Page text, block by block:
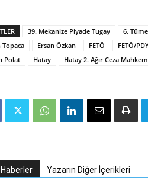
39. Mekanize Piyade Tugay 6.
Topaca
Ersan Özkan FETÖ FETÖ/
Polat
Hatay Hatay 2. Ağır Ceza
Haberler Yazarın Diğer İçerikleri